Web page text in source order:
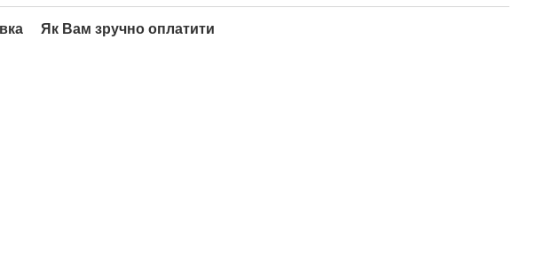
Як Вам зручно оплатити